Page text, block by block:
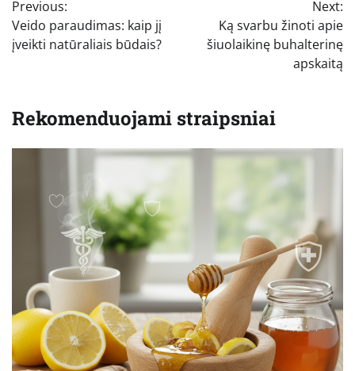
tarp
įrašų
Previous:
Veido paraudimas: kaip jį
įveikti natūraliais būdais?
Next:
Ką svarbu žinoti apie
šiuolaikinę buhalterinę
apskaitą
Rekomenduojami straipsniai